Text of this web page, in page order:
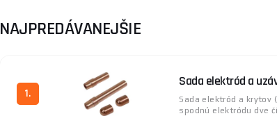
NAJPREDÁVANEJŠIE
1.
Sada elektród a
Sada elektród a krytov
spodnú elektródu dve